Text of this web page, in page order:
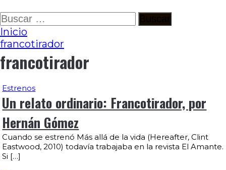
Ir
al
contenido
Buscar:
Inicio
francotirador
francotirador
Estrenos
Un relato ordinario: Francotirador, por
Hernán Gómez
Cuando se estrenó Más allá de la vida (Hereafter, Clint
Eastwood, 2010) todavía trabajaba en la revista El Amante.
Si […]